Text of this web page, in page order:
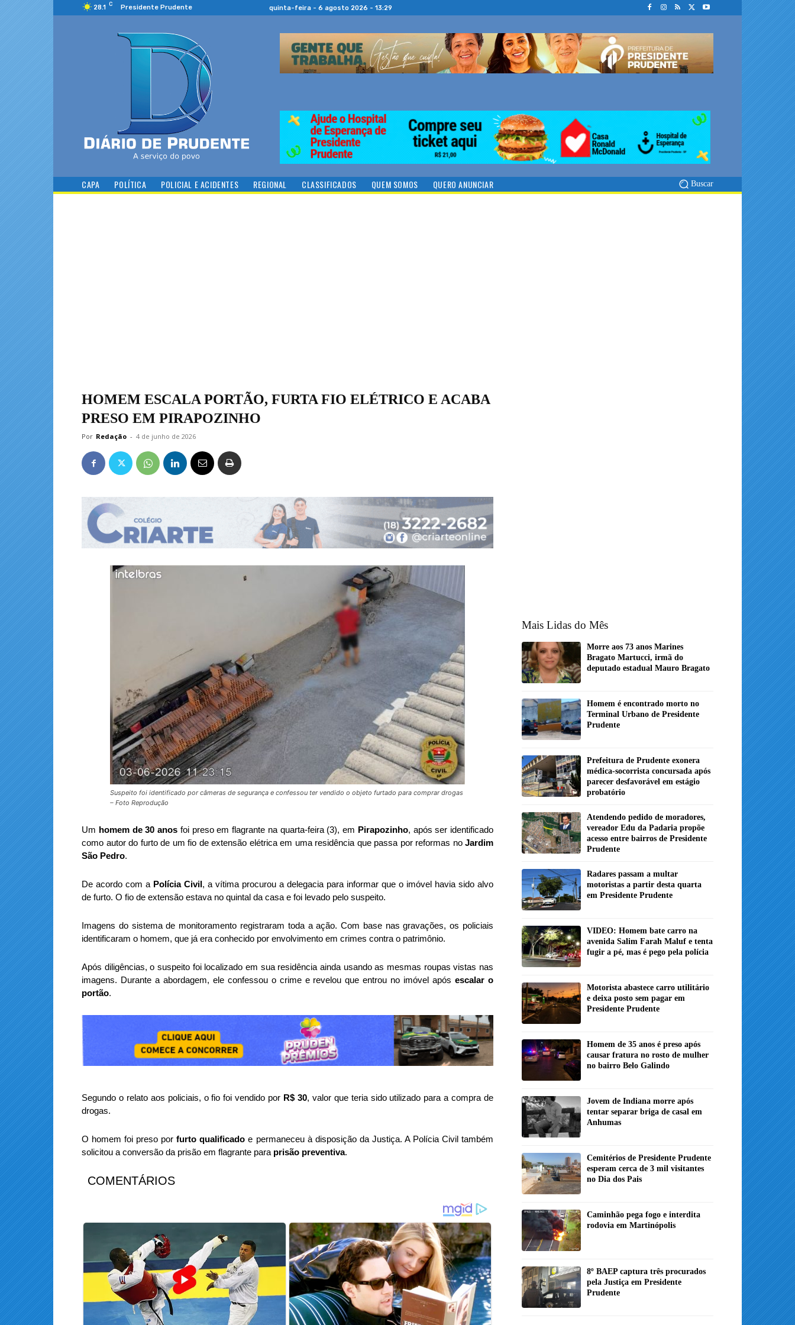
28.1 C Presidente Prudente quinta-feira - 6 agosto 2026 - 13:29
CAPA POLÍTICA POLICIAL E ACIDENTES REGIONAL CLASSIFICADOS QUEM SOMOS QUERO ANUNCIAR Buscar
HOMEM ESCALA PORTÃO, FURTA FIO ELÉTRICO E ACABA
PRESO EM PIRAPOZINHO
Por Redação - 4 de junho de 2026
Suspeito foi identificado por câmeras de segurança e confessou ter vendido o objeto furtado para comprar drogas
– Foto Reprodução
Um homem de 30 anos foi preso em flagrante na quarta-feira (3), em Pirapozinho, após ser identificado
como autor do furto de um fio de extensão elétrica em uma residência que passa por reformas no Jardim
São Pedro.
De acordo com a Polícia Civil, a vítima procurou a delegacia para informar que o imóvel havia sido alvo
de furto. O fio de extensão estava no quintal da casa e foi levado pelo suspeito.
Imagens do sistema de monitoramento registraram toda a ação. Com base nas gravações, os policiais
identificaram o homem, que já era conhecido por envolvimento em crimes contra o patrimônio.
Após diligências, o suspeito foi localizado em sua residência ainda usando as mesmas roupas vistas nas
imagens. Durante a abordagem, ele confessou o crime e revelou que entrou no imóvel apósescalar o
portão.
Segundo o relato aos policiais, o fio foi vendido por R$ 30, valor que teria sido utilizado para a compra de
drogas.
O homem foi preso porfurto qualificado e permaneceu à disposição da Justiça. A Polícia Civil também
solicitou a conversão da prisão em flagrante para prisão preventiva.
COMENTÁRIOS
Mais Lidas do Mês
Morre aos 73 anos Marines
Bragato Martucci, irmã do
deputado estadual Mauro Bragato
Homem é encontrado morto no
Terminal Urbano de Presidente
Prudente
Prefeitura de Prudente exonera
médica-socorrista concursada após
parecer desfavorável em estágio
probatório
Atendendo pedido de moradores,
vereador Edu da Padaria propõe
acesso entre bairros de Presidente
Prudente
Radares passam a multar
motoristas a partir desta quarta
em Presidente Prudente
VIDEO: Homem bate carro na
avenida Salim Farah Maluf e tenta
fugir a pé, mas é pego pela polícia
Motorista abastece carro utilitário
e deixa posto sem pagar em
Presidente Prudente
Homem de 35 anos é preso após
causar fratura no rosto de mulher
no bairro Belo Galindo
Jovem de Indiana morre após
tentar separar briga de casal em
Anhumas
Cemitérios de Presidente Prudente
esperam cerca de 3 mil visitantes
no Dia dos Pais
Caminhão pega fogo e interdita
rodovia em Martinópolis
8º BAEP captura três procurados
pela Justiça em Presidente
Prudente